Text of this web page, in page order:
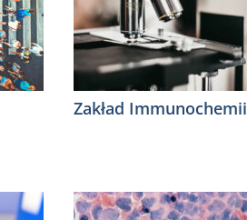
Zakład Immunochemii